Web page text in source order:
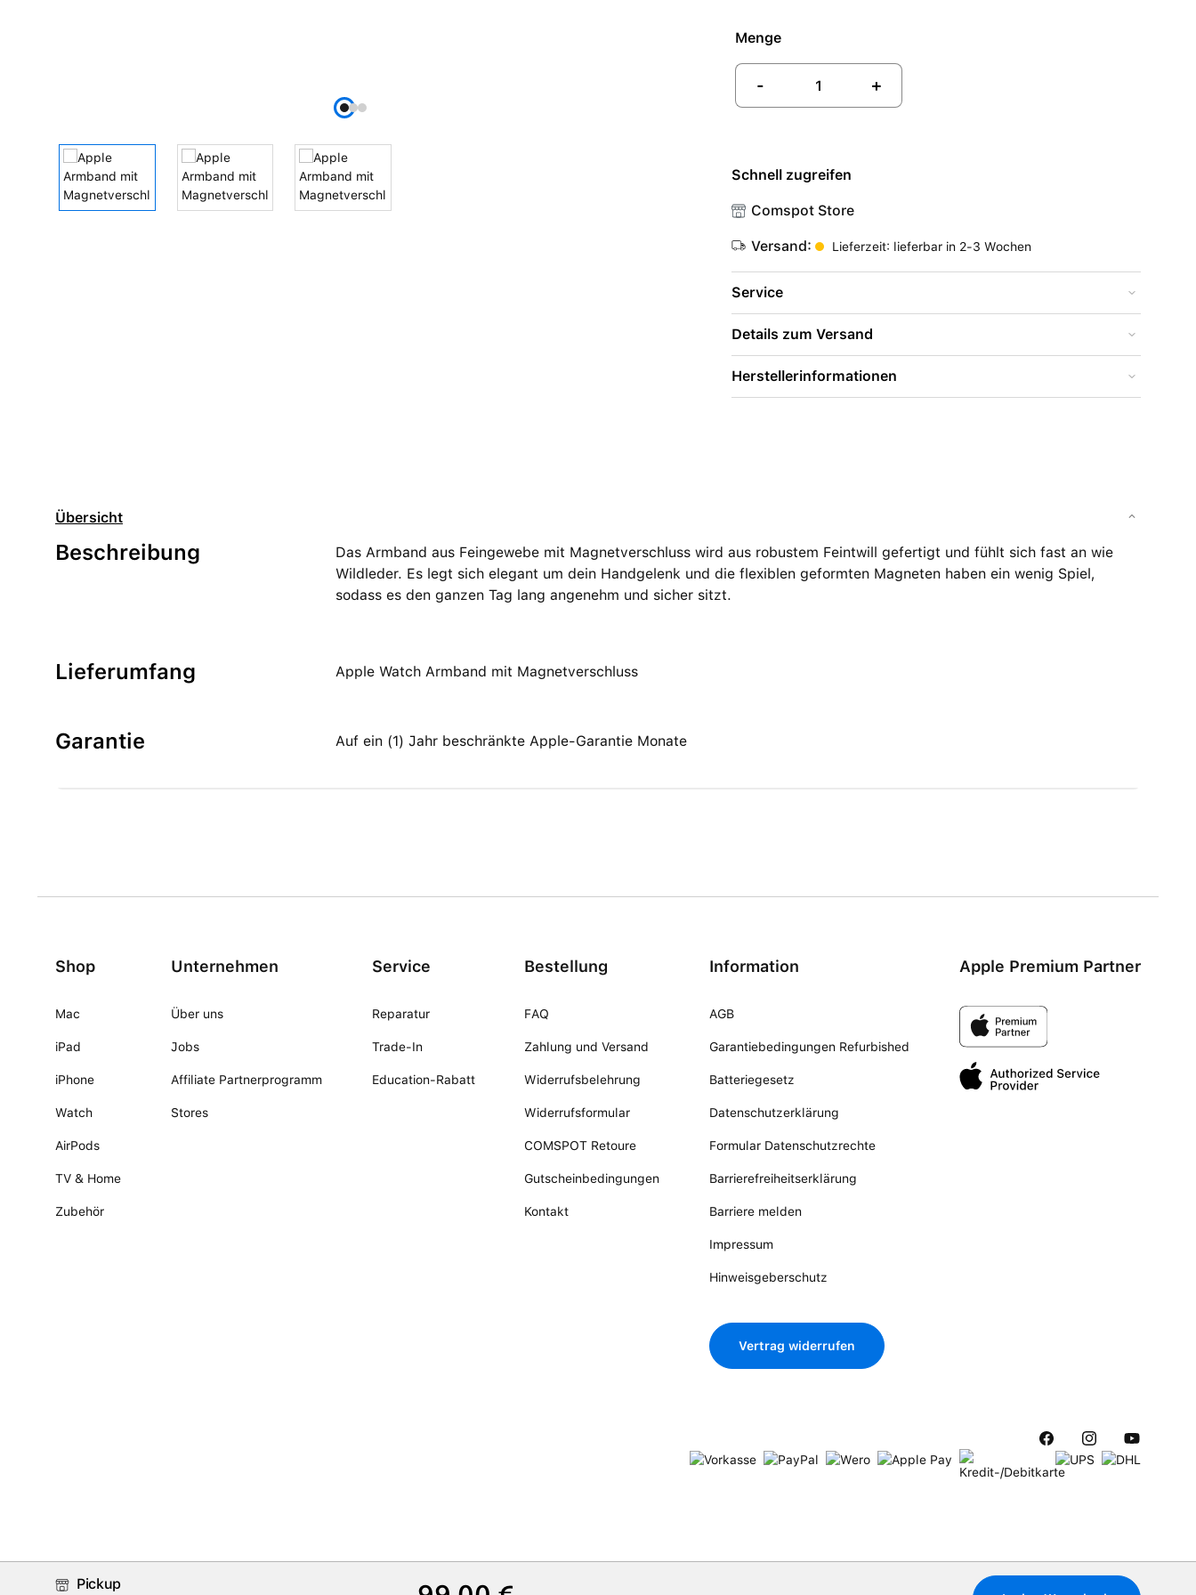
Menge
- +
Pickup Regulärer Preis:
Schnell zugreifen
Comspot Store
Versand: Lieferzeit: lieferbar in 2-3 Wochen
Service
Details zum Versand
Herstellerinformationen
Übersicht
Beschreibung
Das Armband aus Feingewebe mit Magnetverschluss wird aus robustem Feintwill gefertigt und fühlt sich fast an wie
Wildleder. Es legt sich elegant um dein Handgelenk und die flexiblen geformten Magneten haben ein wenig Spiel,
sodass es den ganzen Tag lang angenehm und sicher sitzt.
Lieferumfang Apple Watch Armband mit Magnetverschluss
Garantie Auf ein (1) Jahr beschränkte Apple-Garantie Monate
Shop
Mac
iPad
iPhone
Watch
AirPods
TV & Home
Zubehör
Unternehmen
Über uns
Jobs
Affiliate Partnerprogramm
Stores
Service
Reparatur
Trade-In
Education-Rabatt
Bestellung
FAQ
Zahlung und Versand
Widerrufsbelehrung
Widerrufsformular
COMSPOT Retoure
Gutscheinbedingungen
Kontakt
Information
AGB
Garantiebedingungen Refurbished
Batteriegesetz
Datenschutzerklärung
Formular Datenschutzrechte
Barrierefreiheitserklärung
Barriere melden
Impressum
Hinweisgeberschutz
Vertrag widerrufen
Apple Premium Partner